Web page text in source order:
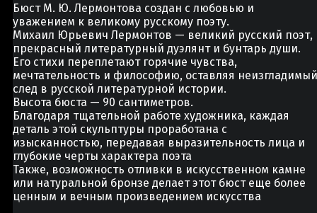
Бюст М. Ю. Лермонтова создан с любовью и
уважением к великому русскому поэту.
Михаил Юрьевич Лермонтов — великий русский поэт,
прекрасный литературный дуэлянт и бунтарь души.
Его стихи переплетают горячие чувства,
мечтательность и философию, оставляя неизгладимый
след в русской литературной истории.
Высота бюста — 90 сантиметров.
Благодаря тщательной работе художника, каждая
деталь этой скульптуры проработана с
изысканностью, передавая выразительность лица и
глубокие черты характера поэта
Также, возможность отливки в искусственном камне
или натуральной бронзе делает этот бюст еще более
ценным и вечным произведением искусства